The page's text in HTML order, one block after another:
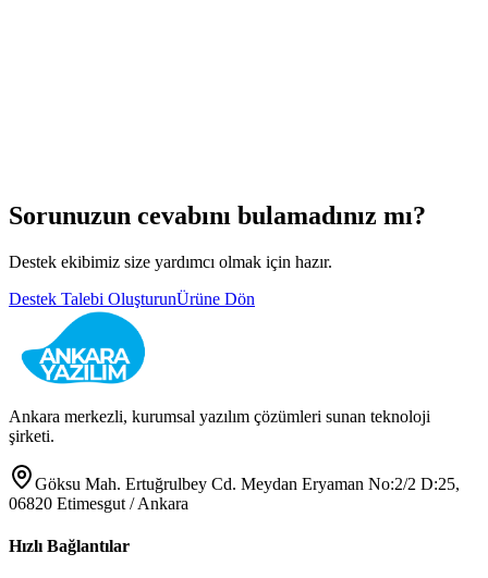
Sorunuzun cevabını bulamadınız mı?
Destek ekibimiz size yardımcı olmak için hazır.
Destek Talebi OluşturunÜrüne Dön
Ankara merkezli, kurumsal yazılım çözümleri sunan teknoloji
şirketi.
Göksu Mah. Ertuğrulbey Cd. Meydan Eryaman No:2/2 D:25,
06820 Etimesgut / Ankara
Hızlı Bağlantılar